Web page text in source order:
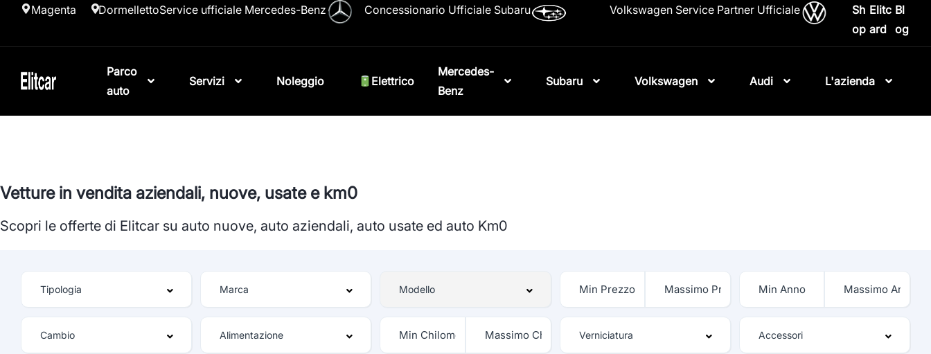
Magenta DormellettoService ufficiale Mercedes-Benz Concessionario Ufficiale Subaru Volkswagen Service Partner Ufficiale
Sh
op
Elitc
ard
Bl
og
Parco
auto
Servizi Noleggio Elettrico
Mercedes-
Benz
Subaru Volkswagen Audi L'azienda
Vetture in vendita aziendali, nuove, usate e km0
Scopri le offerte di Elitcar su auto nuove, auto aziendali, auto usate ed auto Km0